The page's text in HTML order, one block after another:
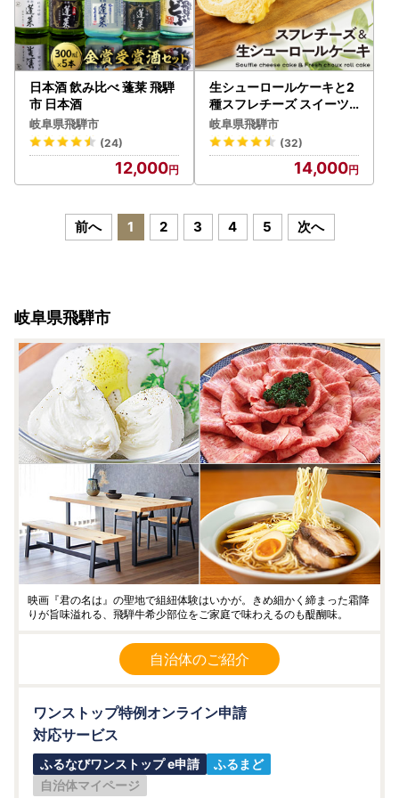
日本酒 飲み比べ 蓬莱 飛騨
市 日本酒
岐阜県飛騨市
(24)
12,000
生シューロールケーキと2
種スフレチーズ スイーツ
Q2224 スイーツ
岐阜県飛騨市
(32)
14,000
前へ 1 2 3 4 5 次へ
岐阜県飛騨市
映画『君の名は』の聖地で組紐体験はいかが。きめ細かく締まった霜降
りが旨味溢れる、飛騨牛希少部位をご家庭で味わえるのも醍醐味。
自治体のご紹介
ワンストップ特例オンライン申請
対応サービス
ふるなびワンストップ e申請
ふるまど
自治体マイページ